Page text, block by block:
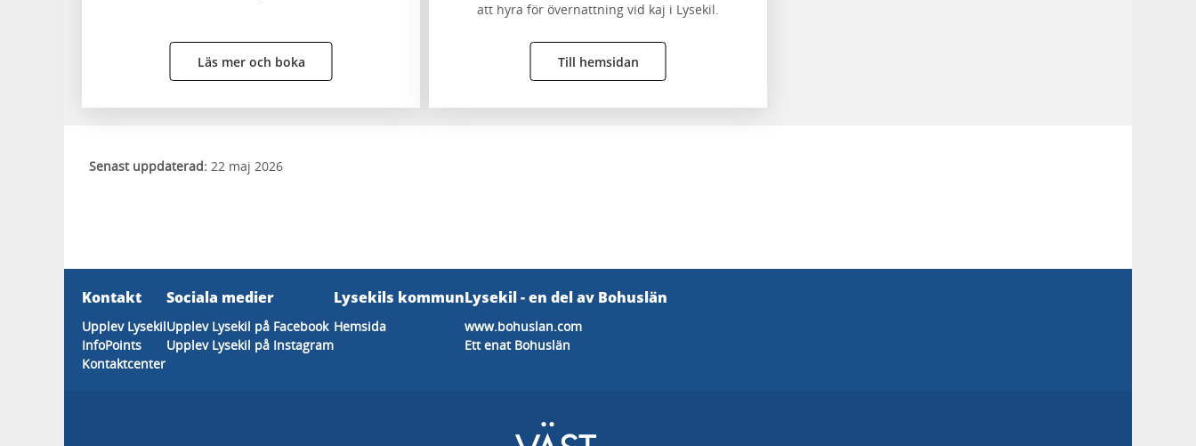
Läs mer och boka
att hyra för övernattning vid kaj i Lysekil.
Till hemsidan
Senast uppdaterad: 22 maj 2026
Kontakt
Upplev Lysekil
InfoPoints
Kontaktcenter
Sociala medier
Upplev Lysekil på Facebook
Upplev Lysekil på Instagram
Lysekils kommun
Hemsida
Lysekil - en del av Bohuslän
www.bohuslan.com
Ett enat Bohuslän